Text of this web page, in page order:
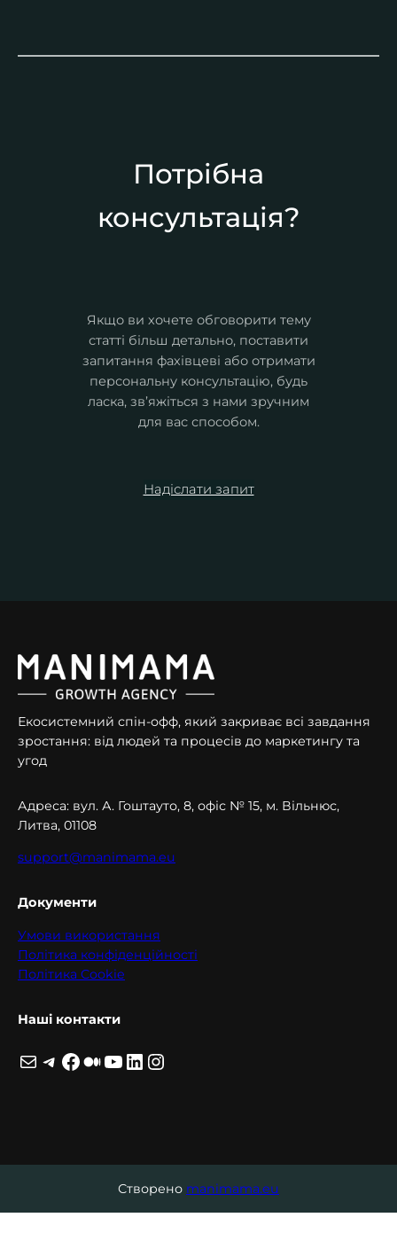
Потрібна
консультація?
Якщо ви хочете обговорити тему
статті більш детально, поставити
запитання фахівцеві або отримати
персональну консультацію, будь
ласка, зв’яжіться з нами зручним
для вас способом.
Надіслати запит
Екосистемний спін-офф, який закриває всі завдання
зростання: від людей та процесів до маркетингу та
угод
Адреса: вул. А. Гоштaуто, 8, офіс № 15, м. Вільнюс,
Литва, 01108
support@manimama.eu
Документи
Умови використання
Політика конфіденційності
Політика Cookie
Наші контакти
Пошта Telegram Facebook MediumYouTube LinkedIn Instagram
Створено manimama.eu